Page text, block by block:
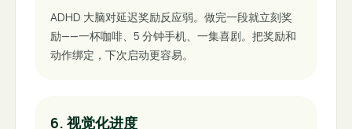
ADHD 大脑对延迟奖励反应弱。做完一段就立刻奖
励——一杯咖啡、5 分钟手机、一集喜剧。把奖励和
动作绑定，下次启动更容易。
6. 视觉化进度